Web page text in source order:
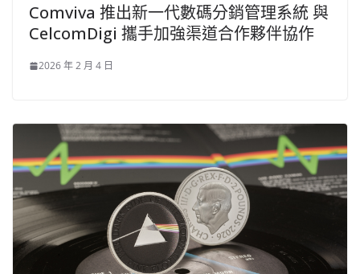
Comviva 推出新一代數碼分銷管理系統 與
CelcomDigi 攜手加強渠道合作夥伴協作
2026 年 2 月 4 日